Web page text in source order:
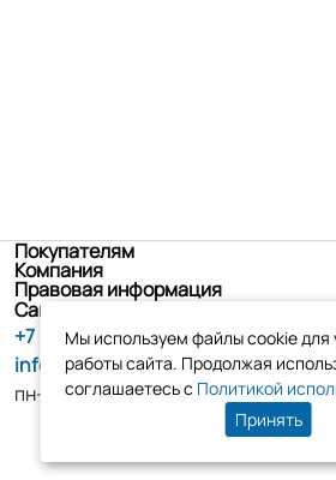
Покупателям
Компания
Правовая информация
Санкт-Петербург, ул. Новоселов д. 8
+7 (800) 555-86-90
info@tk-elko.ru
пн-пт, 10:00 - 18:00
Мы используем файлы cookie для
работы сайта. Продолжая
соглашаетесь с Политикой
Принять